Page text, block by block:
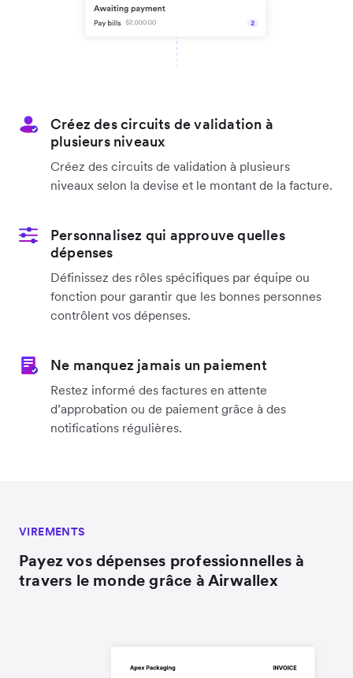
Créez des circuits de validation à
plusieurs niveaux
Créez des circuits de validation à plusieurs
niveaux selon la devise et le montant de la facture.
Personnalisez qui approuve quelles
dépenses
Définissez des rôles spécifiques par équipe ou
fonction pour garantir que les bonnes personnes
contrôlent vos dépenses.
Ne manquez jamais un paiement
Restez informé des factures en attente
d’approbation ou de paiement grâce à des
notifications régulières.
VIREMENTS
Payez vos dépenses professionnelles à
travers le monde grâce à Airwallex